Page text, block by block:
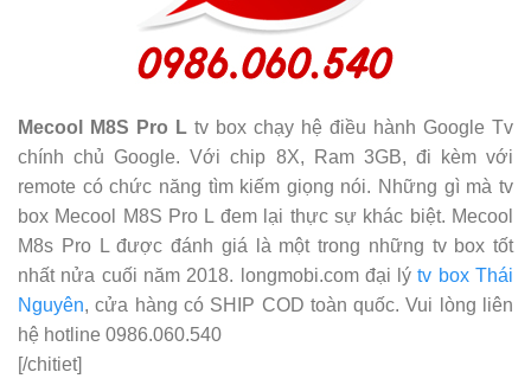
Mecool M8S Pro L tv box chạy hệ điều hành Google Tv
chính chủ Google. Với chip 8X, Ram 3GB, đi kèm với
remote có chức năng tìm kiếm giọng nói. Những gì mà tv
box Mecool M8S Pro L đem lại thực sự khác biệt. Mecool
M8s Pro L được đánh giá là một trong những tv box tốt
nhất nửa cuối năm 2018. longmobi.com đại lýtv box Thái
Nguyên, cửa hàng có SHIP COD toàn quốc. Vui lòng liên
hệ hotline 0986.060.540
[/chitiet]